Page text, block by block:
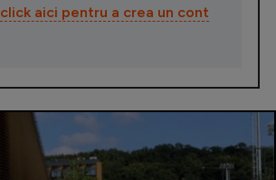
click aici pentru a crea un cont